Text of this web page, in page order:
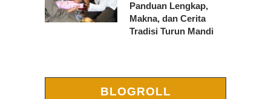
Panduan Lengkap,
Makna, dan Cerita
Tradisi Turun Mandi
BLOGROLL